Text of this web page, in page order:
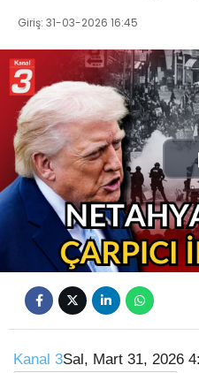
Giriş: 31-03-2026 16:45
Kanal 3Sal, Mart 31, 2026